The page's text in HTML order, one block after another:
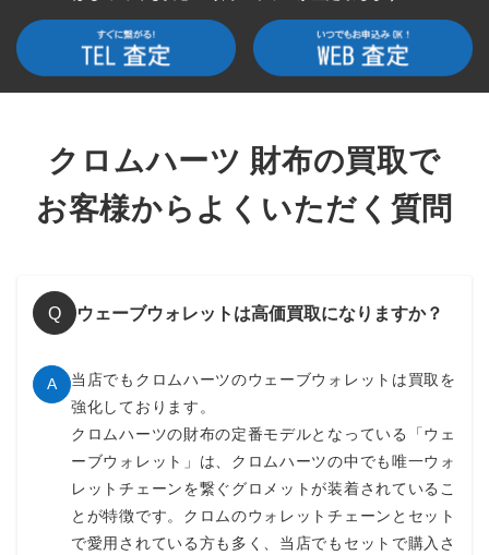
ボタンは一つのみ。シンプル故長年使えるアイテムとして需要
が高く、買取強化を行っております。
～130,000円買取
REC F ZIP
ゼロピラミッドコーナースタッズ
レック F ジップのコーナーにゼロピラミッドスタッズを隙間な
希少なアイテムです。
～400,000円買取
クロスボールボタン
収納力が高く、マチも広く取られており使い勝手も抜群です。
内側は高級感があるナイロンダガープリント仕様。比較的新し
いモデルながらクロムハーツの定番長財布として高い人気を持
はじめてでも安心！専門バイヤーが査定致します！
お客様からよくいただく質問
Q ウェーブウォレットは高価買取になりますか？
当店でもクロムハーツのウェーブウォレットは買取を
強化しております。
クロムハーツの財布の定番モデルとなっている「ウェ
ーブウォレット」は、クロムハーツの中でも唯一ウォ